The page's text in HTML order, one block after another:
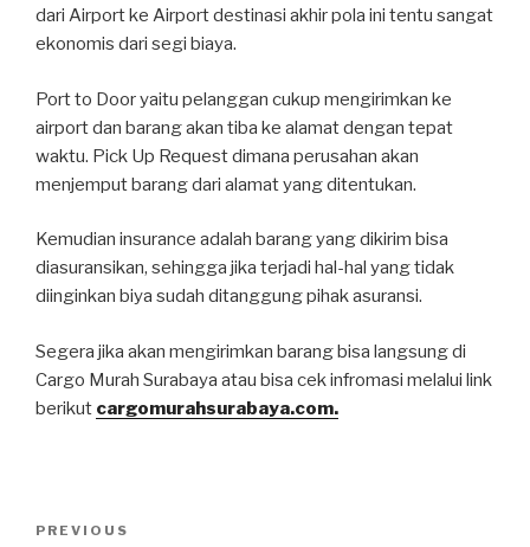
dari Airport ke Airport destinasi akhir pola ini tentu sangat
ekonomis dari segi biaya.
Port to Door yaitu pelanggan cukup mengirimkan ke
airport dan barang akan tiba ke alamat dengan tepat
waktu. Pick Up Request dimana perusahan akan
menjemput barang dari alamat yang ditentukan.
Kemudian insurance adalah barang yang dikirim bisa
diasuransikan, sehingga jika terjadi hal-hal yang tidak
diinginkan biya sudah ditanggung pihak asuransi.
Segera jika akan mengirimkan barang bisa langsung di
Cargo Murah Surabaya atau bisa cek infromasi melalui link
berikut cargomurahsurabaya.com.
PREVIOUS